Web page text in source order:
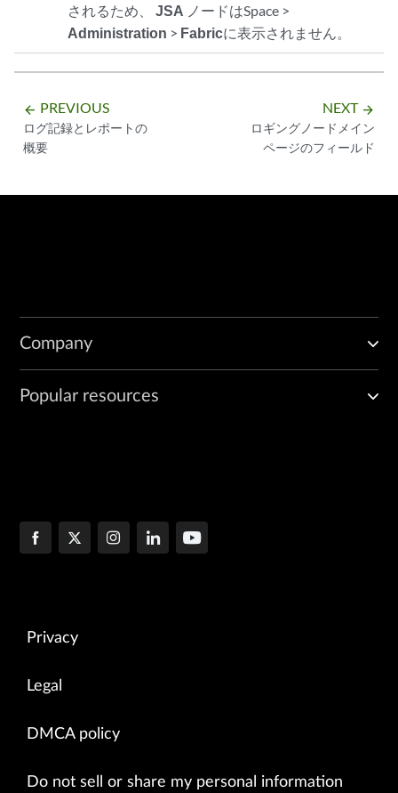
されるため、 JSA ノードはSpace >
Administration > Fabricに表示されません。
arrow_backward PREVIOUS
ログ記録とレポートの
概要
NEXT arrow_forward
ロギングノードメイン
ページのフィールド
Company
Popular resources
Privacy
Legal
DMCA policy
Do not sell or share my personal information